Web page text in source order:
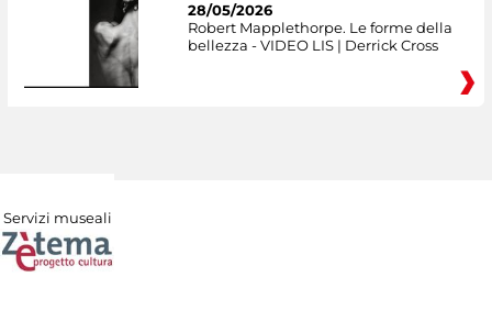
28/05/2026
Robert Mapplethorpe. Le forme della
bellezza - VIDEO LIS | Derrick Cross
Servizi museali